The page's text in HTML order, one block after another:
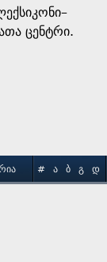
ცენტრი.
# Ა Ბ Გ
Დ